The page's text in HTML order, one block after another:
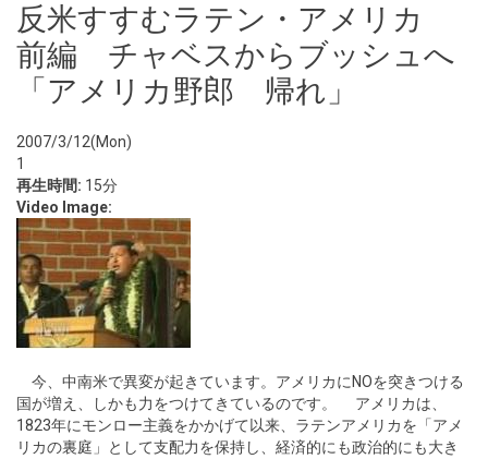
反米すすむラテン・アメリカ
前編 チャベスからブッシュへ
「アメリカ野郎 帰れ」
2007/3/12(Mon)
1
再生時間: 15分
Video Image:
今、中南米で異変が起きています。アメリカにNOを突きつける
国が増え、しかも力をつけてきているのです。 アメリカは、
1823年にモンロー主義をかかげて以来、ラテンアメリカを「アメ
リカの裏庭」として支配力を保持し、経済的にも政治的にも大き